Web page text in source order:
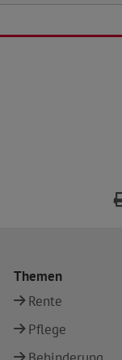
Themen
Rente
Pflege